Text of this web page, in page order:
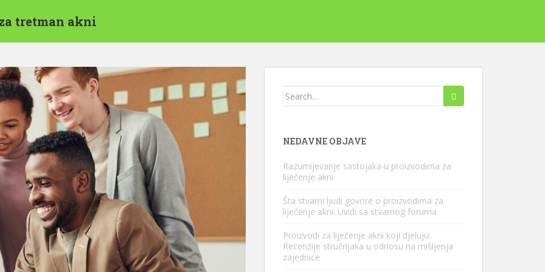
tretman akni
Pretraži:
NEDAVNE OBJAVE
Razumijevanje sastojaka u proizvodima za
liječenje akni
Šta stvarni ljudi govore o proizvodima za
liječenje akni: Uvidi sa stvarnog foruma
Proizvodi za liječenje akni koji djeluju:
Recenzije stručnjaka u odnosu na mišljenja
zajednice